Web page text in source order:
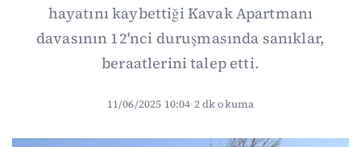
hayatını kaybettiği Kavak Apartmanı
davasının 12'nci duruşmasında sanıklar,
beraatlerini talep etti.
11/06/2025 10:04·2 dk okuma